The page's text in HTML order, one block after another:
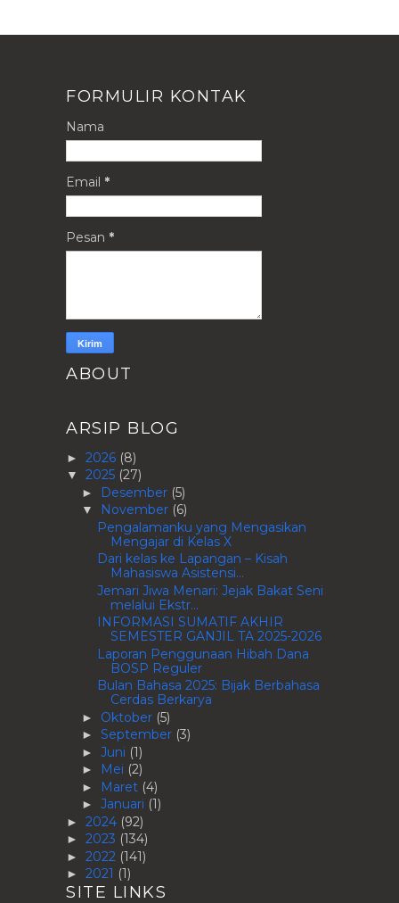
FORMULIR KONTAK
Nama
Email *
Pesan *
ABOUT
ARSIP BLOG
► 2026 (8)
▼ 2025 (27)
► Desember (5)
▼ November (6)
Pengalamanku yang Mengasikan
Mengajar di Kelas X
Dari kelas ke Lapangan – Kisah
Mahasiswa Asistensi...
Jemari Jiwa Menari: Jejak Bakat Seni
melalui Ekstr...
INFORMASI SUMATIF AKHIR
SEMESTER GANJIL TA 2025-2026
Laporan Penggunaan Hibah Dana
BOSP Reguler
Bulan Bahasa 2025: Bijak Berbahasa
Cerdas Berkarya
► Oktober (5)
► September (3)
► Juni (1)
► Mei (2)
► Maret (4)
► Januari (1)
► 2024 (92)
► 2023 (134)
► 2022 (141)
► 2021 (1)
SITE LINKS